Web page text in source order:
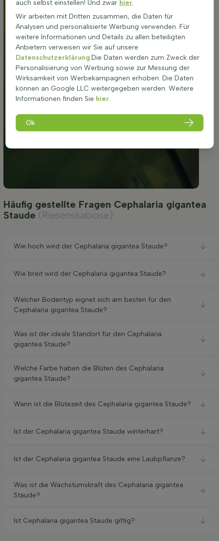
Häufig gestellte Fragen Cephalaria gigantea
Staude (Riesenskabiose)
Wie hoch wird der Cephalaria gigantea Staude?
Wie breit wird der Cephalaria gigantea Staude?
Welcher Bodentyp eignet sich am besten für den
Cephalaria gigantea Staude?
Was ist der ideale Standort für den Cephalaria
gigantea Staude?
Welche Farbe haben die Blüten des Cephalaria
gigantea Staude?
Wann ist die Blütezeit des Cephalaria gigantea Staude?
Ist der Cephalaria gigantea Staude winterhart?
Ist der Cephalaria gigantea Staude eine Laubpflanze?
Was ist die Wachstumskraft des Cephalaria gigantea
Staude?
Ist Cephalaria gigantea Staude giftig?
auch selbst einstellen! Und zwar hier.
Wir arbeiten mit Dritten zusammen, die Daten für
Analysen und personalisierte Werbung verwenden. Für
weitere Informationen und Details zu allen beteiligten
Anbietern verweisen wir Sie auf unsere
Datenschutzerklärung.Die Daten werden zum Zweck der
Personalisierung von Werbung sowie zur Messung der
Wirksamkeit von Werbekampagnen erhoben. Die Daten
können an Google LLC weitergegeben werden. Weitere
Informationen finden Sie hier.
Ok